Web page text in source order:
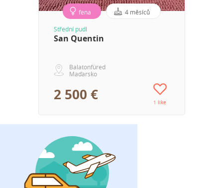
fena 4 měsíců
Střední pudl
San Quentin
Balatonfüred
Maďarsko
2 500 € 1 like